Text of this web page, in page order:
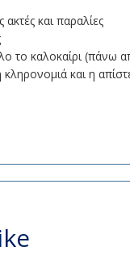
ακτές και παραλίες
το καλοκαίρι (πάνω
και η